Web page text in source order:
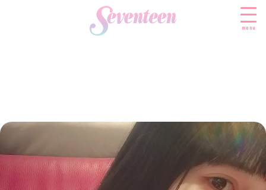
menu
FASHION
ファッションニュース
モデル私服
着回し
BEAUTY
ビューティニュース
トレンドメイク
SCHOOL